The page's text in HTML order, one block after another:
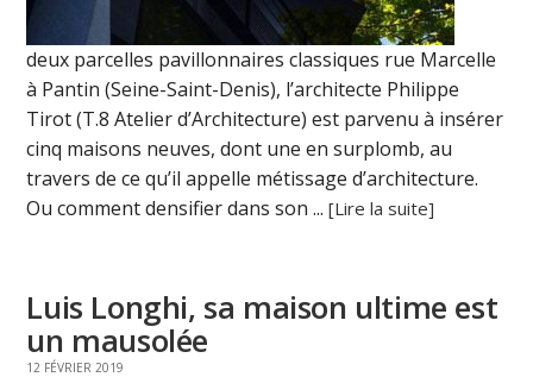
deux parcelles pavillonnaires classiques rue Marcelle
à Pantin (Seine-Saint-Denis), l’architecte Philippe
Tirot (T.8 Atelier d’Architecture) est parvenu à insérer
cinq maisons neuves, dont une en surplomb, au
travers de ce qu’il appelle métissage d’architecture.
Ou comment densifier dans son ...[Lire la suite]
Luis Longhi, sa maison ultime est
un mausolée
12 FÉVRIER 2019